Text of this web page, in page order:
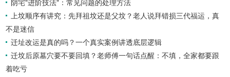
上坟顺序有讲究：先拜祖坟还是父坟？老人说拜错损三代福运，真
不是迷信
迁址改运是真的吗？一个真实案例讲透底层逻辑
迁坟后原墓穴要不要回填？老师傅一句话点醒：不填，全家都要跟
着吃亏